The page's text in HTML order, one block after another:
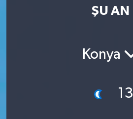
ŞU AN
Konya
13
Son Dakika Haberleri